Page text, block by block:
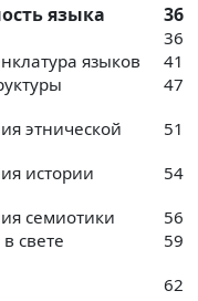
языка 36
36
языков
41
47
этнической
51
истории
54
семиотики
56
свете
59
62